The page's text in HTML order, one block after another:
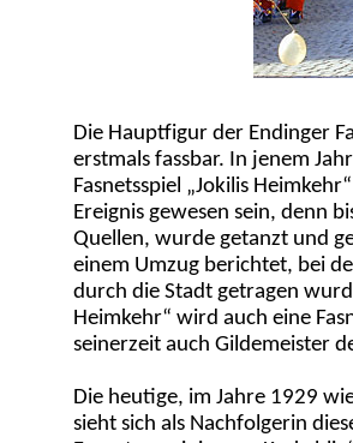
Die Hauptfigur der Endinger
erstmals fassbar. In jenem
Fasnetsspiel „Jokilis
Ereignis gewesen sein, denn
Quellen, wurde getanzt und
einem Umzug berichtet, bei
durch die Stadt getragen
Heimkehr“ wird auch eine
seinerzeit auch Gildemeister
Die heutige, im Jahre 1929
sieht sich als Nachfolgerin